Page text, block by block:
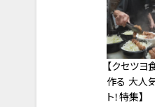
【クセツヨ
作る 大人
ト！特集】